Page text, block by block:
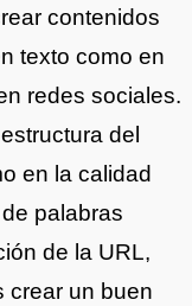
contenidos
texto como en
redes sociales.
del
en la calidad
palabras
de la URL,
crear un buen